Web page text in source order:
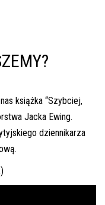
książka “Szybciej,
Jacka Ewing.
dziennikarza